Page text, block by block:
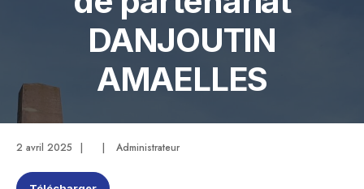
DANJOUTIN
AMAELLES
2 avril 2025 | | Administrateur